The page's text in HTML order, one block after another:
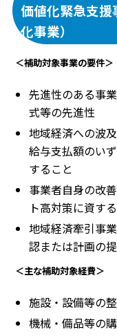
価値化緊急支
化事業）
＜補助対象事業の要件＞
先進性のある事
式等の先進性
地域経済への波
給与支払額のい
すること
事業者自身の改
ト高対策に資す
地域経済牽引事
認または計画の
＜主な補助対象経費＞
施設・設備等の
機械・備品等の